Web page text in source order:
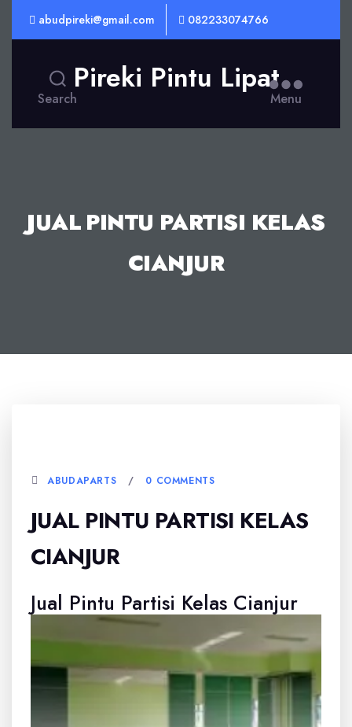
abudpireki@gmail.com 082233074766
Search
Pireki Pintu Lipat
Menu
JUAL PINTU PARTISI KELAS
CIANJUR
ABUDAPARTS 0 COMMENTS
JUAL PINTU PARTISI KELAS
CIANJUR
Jual Pintu Partisi Kelas Cianjur